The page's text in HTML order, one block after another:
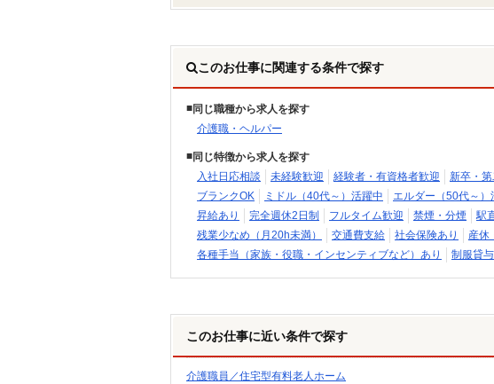
このお仕事に関連する条件で探す
同じ職種から求人を探す
介護職・ヘルパー
同じ特徴から求人を探す
入社日応相談
未経験歓迎 経験者・有資格者歓迎 新卒・
ブランクOK
ミドル（40代～）活躍中 エルダー（50代～）
昇給あり
完全週休2日制 フルタイム歓迎 禁煙・分煙 駅
残業少なめ（月20h未満）
交通費支給 社会保険あり 産休
各種手当（家族・役職・インセンティブなど）あり
制服貸与
このお仕事に近い条件で探す
介護職員／住宅型有料老人ホーム